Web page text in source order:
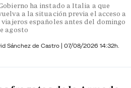
ha instado a Italia a que
a la situación previa el acceso a
viajeros españoles antes del domingo
agosto
Sánchez de Castro | 07/08/2026 14:32h.